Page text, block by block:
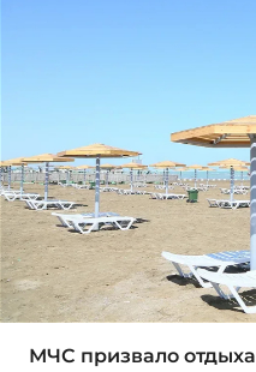
МЧС призвало